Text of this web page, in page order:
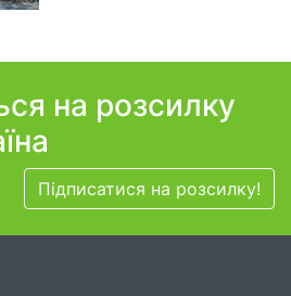
на розсилку
Підписатися на розсилку!